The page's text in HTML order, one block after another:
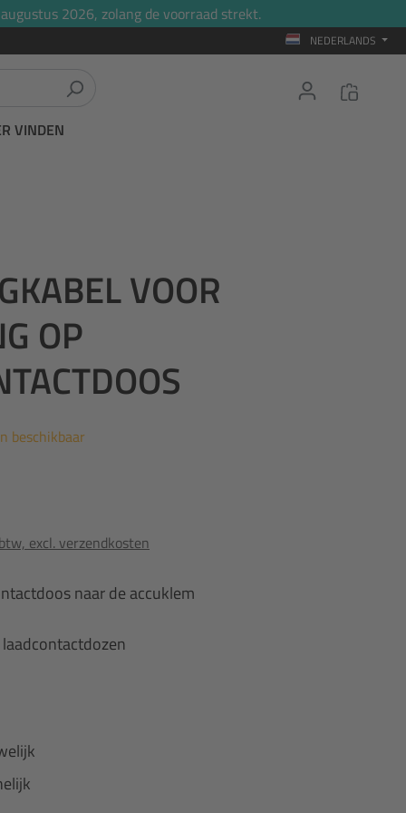
2026, zolang de voorraad strekt.
NEDERLANDS
VINDEN
VOOR
OP
beschikbaar
excl. verzendkosten
naar de accuklem